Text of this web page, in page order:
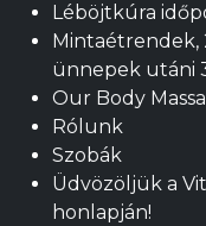
Léböjtkúra
Mintaétrendek,
ünnepek utáni
Our Body
Rólunk
Szobák
Üdvözöljük a
honlapján!